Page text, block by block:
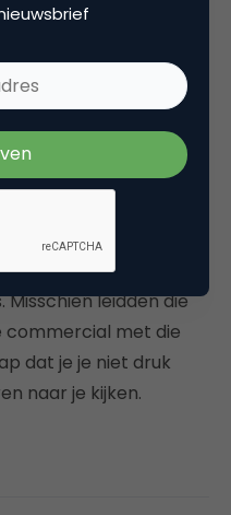
hoek kijken als het
je wilt, kun je alles
doelgroep, maar is
te doen? Ik kan me
ook wel de nodige
hieraan meewerken, of
waarop? Kies je
of doe je gewoon je
verder? Altijd
Misschien leidden die
commercial met die
dat je je niet druk
naar je kijken.